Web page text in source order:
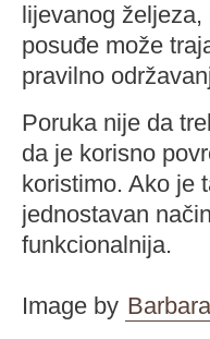
lijevanog
posuđe može
pravilno
Poruka nije da
da je korisno
koristimo. Ako je
jednostavan
funkcionalnija.
Image by Barbara